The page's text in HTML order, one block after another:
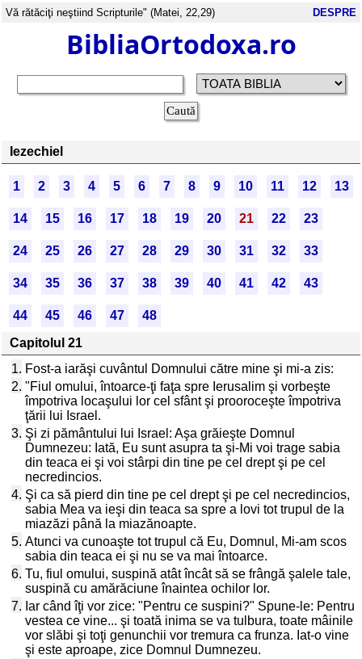
Vă rătăciţi neştiind Scripturile" (Matei, 22,29) DESPRE
BibliaOrtodoxa.ro
Iezechiel
1 2 3 4 5 6 7 8 9 10 11 12 13
14 15 16 17 18 19 20 21 22 23
24 25 26 27 28 29 30 31 32 33
34 35 36 37 38 39 40 41 42 43
44 45 46 47
48
Capitolul 21
1. Fost-a iarăşi cuvântul Domnului către mine şi mi-a zis:
2. "Fiul omului, întoarce-ţi faţa spre Ierusalim şi vorbeşte
împotriva locaşului lor cel sfânt şi prooroceşte împotriva
ţării lui Israel.
3. Şi zi pământului lui Israel: Aşa grăieşte Domnul
Dumnezeu: Iată, Eu sunt asupra ta şi-Mi voi trage sabia
din teaca ei şi voi stârpi din tine pe cel drept şi pe cel
necredincios.
4. Şi ca să pierd din tine pe cel drept şi pe cel necredincios,
sabia Mea va ieşi din teaca sa spre a lovi tot trupul de la
miazăzi până la miazănoapte.
5. Atunci va cunoaşte tot trupul că Eu, Domnul, Mi-am scos
sabia din teaca ei şi nu se va mai întoarce.
6. Tu, fiul omului, suspină atât încât să se frângă şalele tale,
suspină cu amărăciune înaintea ochilor lor.
7. Iar când îţi vor zice: "Pentru ce suspini?" Spune-le: Pentru
vestea ce vine... şi toată inima se va tulbura, toate mâinile
vor slăbi şi toţi genunchii vor tremura ca frunza. Iat-o vine
şi este aproape, zice Domnul Dumnezeu.